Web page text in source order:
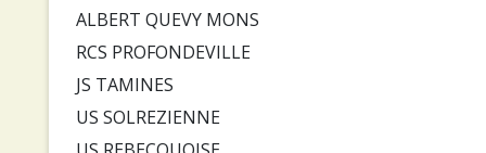
ALBERT QUEVY MONS
RCS PROFONDEVILLE
JS TAMINES
US SOLREZIENNE